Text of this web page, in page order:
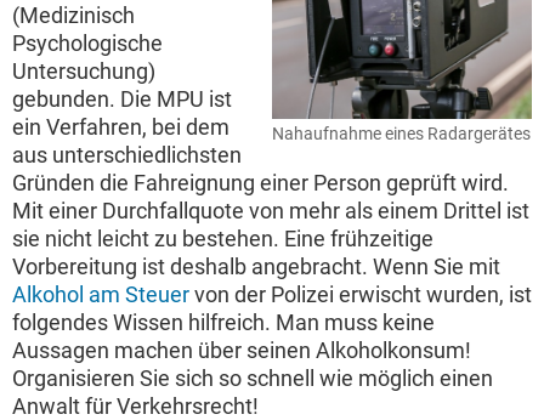
Nahaufnahme eines Radargerätes
(Medizinisch
Psychologische
Untersuchung)
gebunden. Die MPU ist
ein Verfahren, bei dem
aus unterschiedlichsten
Gründen die Fahreignung einer Person geprüft wird.
Mit einer Durchfallquote von mehr als einem Drittel ist
sie nicht leicht zu bestehen. Eine frühzeitige
Vorbereitung ist deshalb angebracht. Wenn Sie mit
Alkohol am Steuervon der Polizei erwischt wurden, ist
folgendes Wissen hilfreich. Man muss keine
Aussagen machen über seinen Alkoholkonsum!
Organisieren Sie sich so schnell wie möglich einen
Anwalt für Verkehrsrecht!